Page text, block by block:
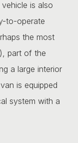
is also
to-operate
the most
part of the
a large interior
is equipped
system with a